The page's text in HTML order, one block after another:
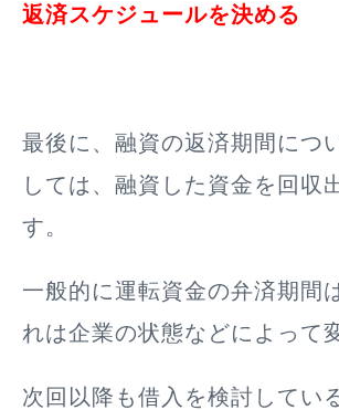
返済スケジュールを決める
最後に、融資の返済期間につ
しては、融資した資金を回収
す。
一般的に運転資金の弁済期間
れは企業の状態などによって
次回以降も借入を検討してい